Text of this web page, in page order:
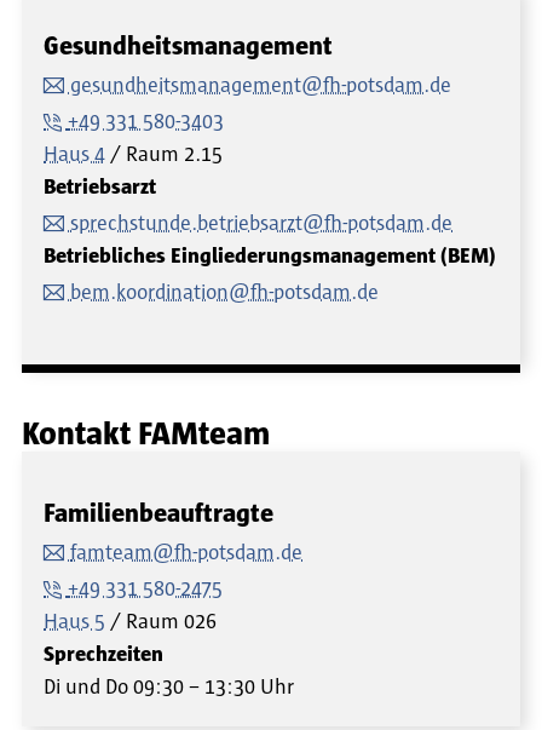
Gesundheitsmanagement
gesundheitsmanagement@fh-potsdam.de
+49 331 580-3403
Haus 4
Raum 2.15
Betriebsarzt
sprechstunde.betriebsarzt@fh-potsdam.de
Betriebliches Eingliederungsmanagement (BEM)
bem.koordination@fh-potsdam.de
Kontakt FAMteam
Familienbeauftragte
famteam@fh-potsdam.de
+49 331 580-2475
Haus 5
Raum 026
Sprechzeiten
Di und Do 09:30 – 13:30 Uhr